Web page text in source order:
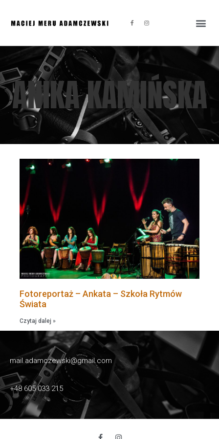
ANIKA KAMIŃSKA
Fotoreportaż – Ankata – Szkoła Rytmów
Świata
Czytaj dalej »
mail.adamczewski@gmail.com
+48 605 033 215